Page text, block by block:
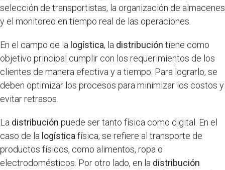
selección de transportistas, la organización de almacenes
y el monitoreo en tiempo real de las operaciones.
En el campo de la logística, la distribución tiene como
objetivo principal cumplir con los requerimientos de los
clientes de manera efectiva y a tiempo. Para lograrlo, se
deben optimizar los procesos para minimizar los costos y
evitar retrasos.
La distribución puede ser tanto física como digital. En el
caso de la logística física, se refiere al transporte de
productos físicos, como alimentos, ropa o
electrodomésticos. Por otro lado, en la distribución